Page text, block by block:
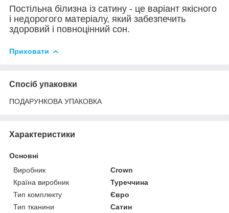
Постільна білизна із сатину - це варіант якісного
і недорогого матеріалу, який забезпечить
здоровий і повноцінний сон.
Приховати
Спосіб упаковки
ПОДАРУНКОВА УПАКОВКА
Характеристики
Основні
Виробник
Crown
Країна виробник
Туреччина
Тип комплекту
Євро
Тип тканини
Сатин